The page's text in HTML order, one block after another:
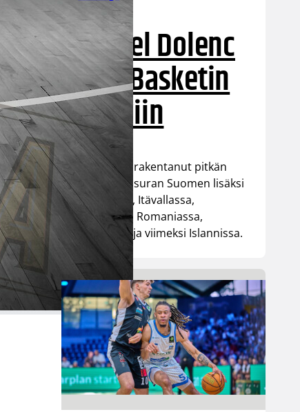
Daniel Dolenc
KTP-Basketin
haaviin
Dolenc on rakentanut pitkän
ammattilaisuran Suomen lisäksi
Ranskassa, Itävallassa,
Liettuassa, Romaniassa,
Bosniassa ja viimeksi Islannissa.